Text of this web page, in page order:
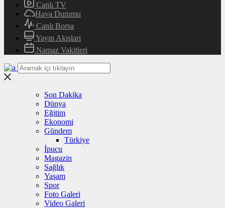
Canlı TV
Hava Durumu
Canlı Borsa
Yayın Akışları
Namaz Vakitleri
Son Dakika
Dünya
Eğitim
Ekonomi
Gündem
Türkiye
İpucu
Magazin
Sağlık
Yaşam
Spor
Foto Galeri
Video Galeri